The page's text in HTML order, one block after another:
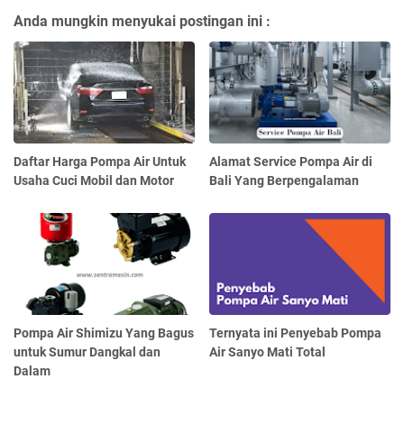
Anda mungkin menyukai postingan ini :
Daftar Harga Pompa Air Untuk
Usaha Cuci Mobil dan Motor
Alamat Service Pompa Air di
Bali Yang Berpengalaman
Pompa Air Shimizu Yang Bagus
untuk Sumur Dangkal dan
Dalam
Ternyata ini Penyebab Pompa
Air Sanyo Mati Total